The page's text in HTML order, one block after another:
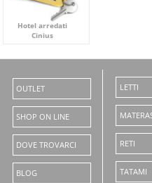
Hotel arredati
Cinius
OUTLET
SHOP ON LINE
DOVE TROVARCI
BLOG
LETTI
RETI
TATAMI